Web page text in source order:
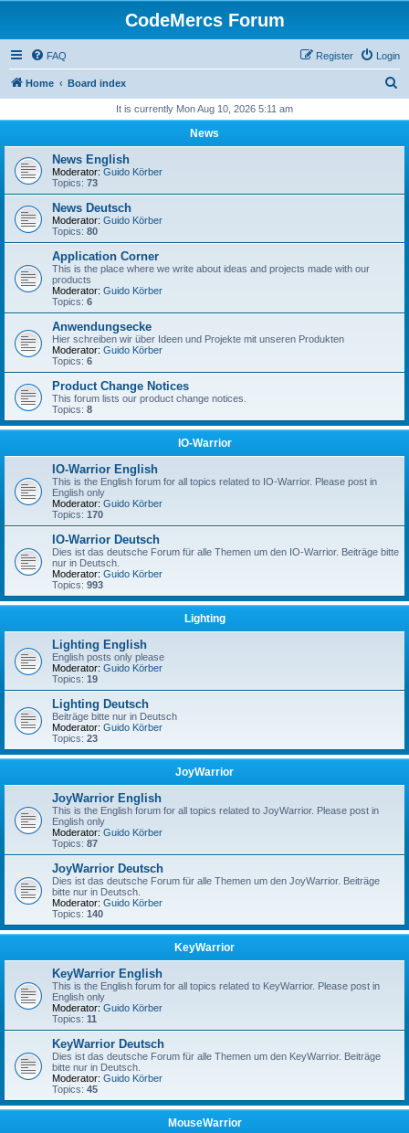
CodeMercs Forum
FAQ Login
Register
Home Board index
r
h
It is currently Mon Aug 10, 2026 5:11 am
News
News English
Moderator: Guido Körber
Topics: 73
News Deutsch
Moderator: Guido Körber
Topics: 80
Application Corner
This is the place where we write about ideas and projects made with our
products
Moderator: Guido Körber
Topics: 6
Anwendungsecke
Hier schreiben wir über Ideen und Projekte mit unseren Produkten
Moderator: Guido Körber
Topics: 6
Product Change Notices
This forum lists our product change notices.
Topics: 8
IO-Warrior
IO-Warrior English
This is the English forum for all topics related to IO-Warrior. Please post in
English only
Moderator: Guido Körber
Topics: 170
IO-Warrior Deutsch
Dies ist das deutsche Forum für alle Themen um den IO-Warrior. Beiträge bitte
nur in Deutsch.
Moderator: Guido Körber
Topics: 993
Lighting
Lighting English
English posts only please
Moderator: Guido Körber
Topics: 19
Lighting Deutsch
Beiträge bitte nur in Deutsch
Moderator: Guido Körber
Topics: 23
JoyWarrior
JoyWarrior English
This is the English forum for all topics related to JoyWarrior. Please post in
English only
Moderator: Guido Körber
Topics: 87
JoyWarrior Deutsch
Dies ist das deutsche Forum für alle Themen um den JoyWarrior. Beiträge
bitte nur in Deutsch.
Moderator: Guido Körber
Topics: 140
KeyWarrior
KeyWarrior English
This is the English forum for all topics related to KeyWarrior. Please post in
English only
Moderator: Guido Körber
Topics: 11
KeyWarrior Deutsch
Dies ist das deutsche Forum für alle Themen um den KeyWarrior. Beiträge
bitte nur in Deutsch.
Moderator: Guido Körber
Topics: 45
MouseWarrior